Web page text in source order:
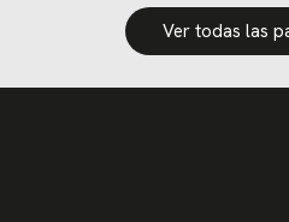
Ver todas las